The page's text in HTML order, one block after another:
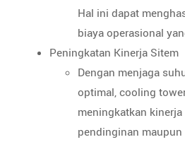
Hal ini dapat
biaya operasional
Peningkatan Kinerja Sitem
Dengan menjaga
optimal, cooling
meningkatkan
pendinginan